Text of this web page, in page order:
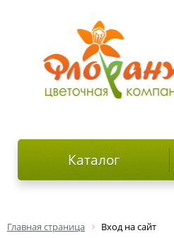
Каталог
Главная страница Вход на сайт